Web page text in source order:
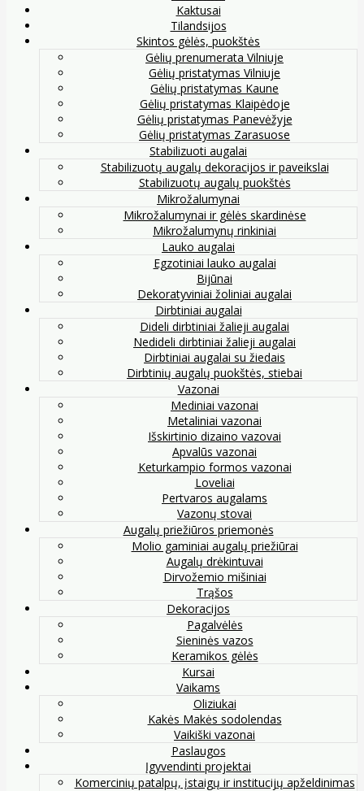
Kaktusai
Tilandsijos
Skintos gėlės, puokštės
Gėlių prenumerata Vilniuje
Gėlių pristatymas Vilniuje
Gėlių pristatymas Kaune
Gėlių pristatymas Klaipėdoje
Gėlių pristatymas Panevėžyje
Gėlių pristatymas Zarasuose
Stabilizuoti augalai
Stabilizuotų augalų dekoracijos ir paveikslai
Stabilizuotų augalų puokštės
Mikrožalumynai
Mikrožalumynai ir gėlės skardinėse
Mikrožalumynų rinkiniai
Lauko augalai
Egzotiniai lauko augalai
Bijūnai
Dekoratyviniai žoliniai augalai
Dirbtiniai augalai
Dideli dirbtiniai žalieji augalai
Nedideli dirbtiniai žalieji augalai
Dirbtiniai augalai su žiedais
Dirbtinių augalų puokštės, stiebai
Vazonai
Mediniai vazonai
Metaliniai vazonai
Išskirtinio dizaino vazovai
Apvalūs vazonai
Keturkampio formos vazonai
Loveliai
Pertvaros augalams
Vazonų stovai
Augalų priežiūros priemonės
Molio gaminiai augalų priežiūrai
Augalų drėkintuvai
Dirvožemio mišiniai
Trąšos
Dekoracijos
Pagalvėlės
Sieninės vazos
Keramikos gėlės
Kursai
Vaikams
Oliziukai
Kakės Makės sodolendas
Vaikiški vazonai
Paslaugos
Įgyvendinti projektai
Komercinių patalpų, įstaigų ir institucijų apželdinimas